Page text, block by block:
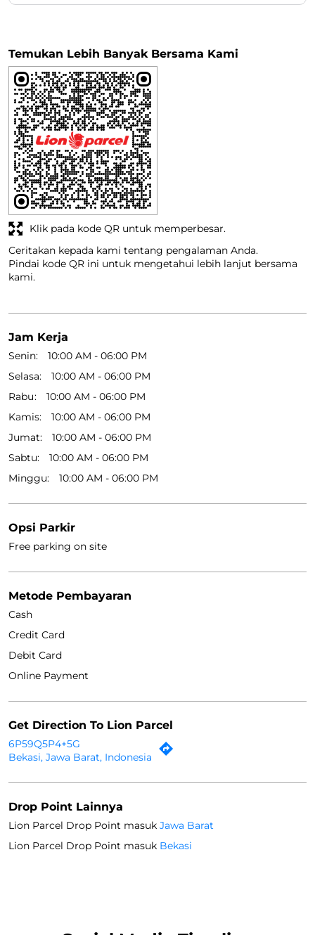
Temukan Lebih Banyak Bersama Kami
Ceritakan kepada kami tentang pengalaman Anda.
Pindai kode QR ini untuk mengetahui lebih lanjut bersama
kami.
Klik pada kode QR untuk memperbesar.
Jam Kerja
Senin
10:00 AM - 06:00 PM
Selasa
10:00 AM - 06:00 PM
Rabu
10:00 AM - 06:00 PM
Kamis
10:00 AM - 06:00 PM
Jumat
10:00 AM - 06:00 PM
Sabtu
10:00 AM - 06:00 PM
Minggu
10:00 AM - 06:00 PM
Opsi Parkir
Free parking on site
Metode Pembayaran
Cash
Credit Card
Debit Card
Online Payment
Get Direction To Lion Parcel
6P59Q5P4+5G
Bekasi, Jawa Barat, Indonesia
Drop Point Lainnya
Lion Parcel Drop Point masuk Jawa Barat
Lion Parcel Drop Point masuk Bekasi